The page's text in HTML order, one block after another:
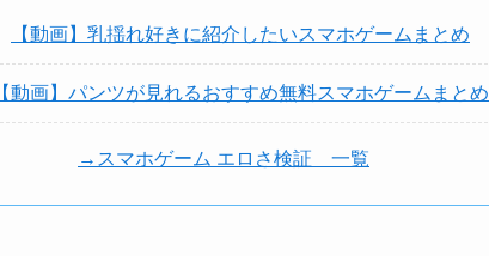
【動画】乳揺れ好きに紹介したいスマホゲームまとめ
【動画】パンツが見れるおすすめ無料スマホゲームまとめ
→スマホゲーム エロさ検証 一覧